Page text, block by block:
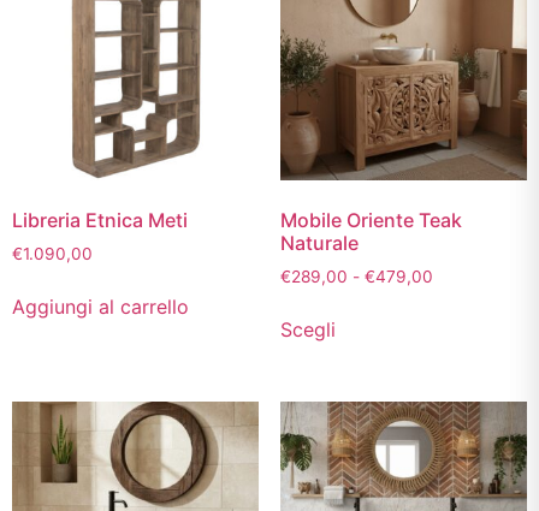
Libreria Etnica Meti
€1.090,00
Aggiungi al carrello
Mobile Oriente Teak
Naturale
€289,00 - €479,00
Scegli